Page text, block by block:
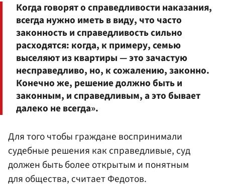
Когда говорят о справедливости наказания,
всегда нужно иметь в виду, что часто
законность и справедливость сильно
расходятся: когда, к примеру, семью
выселяют из квартиры — это зачастую
несправедливо, но, к сожалению, законно.
Конечно же, решение должно быть и
законным, и справедливым, а это бывает
далеко не всегда».
Для того чтобы граждане воспринимали
судебные решения как справедливые, суд
должен быть более открытым и понятным
для общества, считает Федотов.